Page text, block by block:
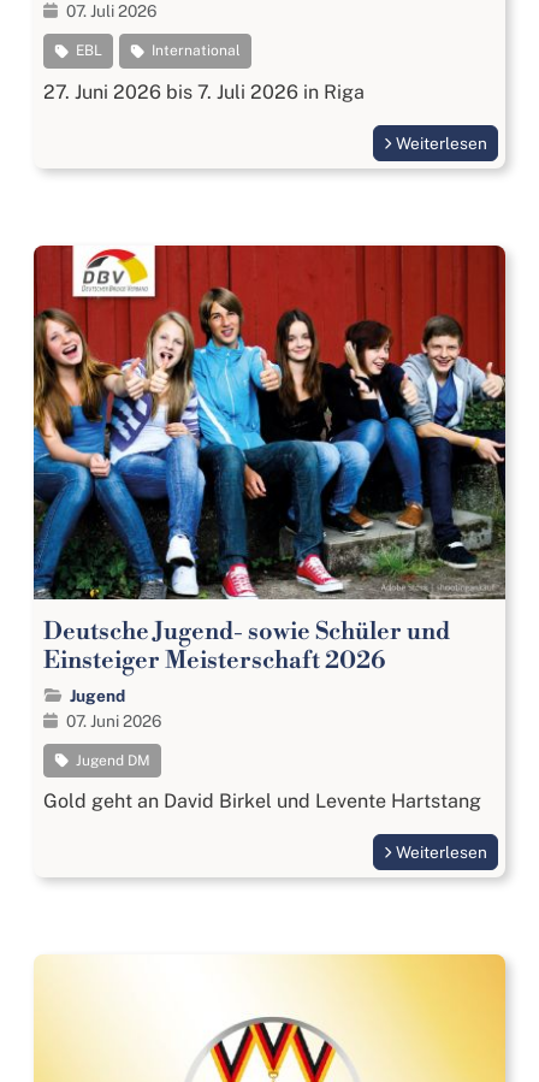
07. Juli 2026
EBL International
27. Juni 2026 bis 7. Juli 2026 in Riga
Weiterlesen
Deutsche Jugend- sowie Schüler und
Einsteiger Meisterschaft 2026
Jugend
07. Juni 2026
Jugend DM
Gold geht an David Birkel und Levente Hartstang
Weiterlesen